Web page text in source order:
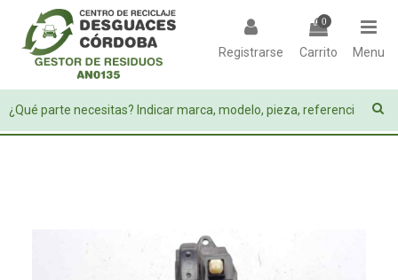
Registrarse
0
Carrito Menu